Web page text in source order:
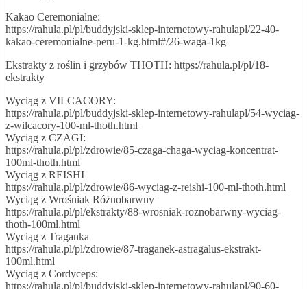
Kakao Ceremonialne:
https://rahula.pl/pl/buddyjski-sklep-internetowy-rahulapl/22-40-
kakao-ceremonialne-peru-1-kg.html#/26-waga-1kg
Ekstrakty z roślin i grzybów THOTH: https://rahula.pl/pl/18-
ekstrakty
Wyciąg z VILCACORY:
https://rahula.pl/pl/buddyjski-sklep-internetowy-rahulapl/54-wyciag-
z-wilcacory-100-ml-thoth.html
Wyciąg z CZAGI:
https://rahula.pl/pl/zdrowie/85-czaga-chaga-wyciag-koncentrat-
100ml-thoth.html
Wyciąg z REISHI
https://rahula.pl/pl/zdrowie/86-wyciag-z-reishi-100-ml-thoth.html
Wyciąg z Wrośniak Różnobarwny
https://rahula.pl/pl/ekstrakty/88-wrosniak-roznobarwny-wyciag-
thoth-100ml.html
Wyciąg z Traganka
https://rahula.pl/pl/zdrowie/87-traganek-astragalus-ekstrakt-
100ml.html
Wyciąg z Cordyceps:
https://rahula.pl/pl/buddyjski-sklep-internetowy-rahulapl/90-60-